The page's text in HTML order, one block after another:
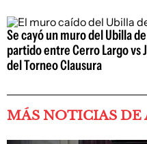
Se cayó un muro del Ubilla
partido entre Cerro Largo
del Torneo Clausura
MÁS NOTICIAS DE